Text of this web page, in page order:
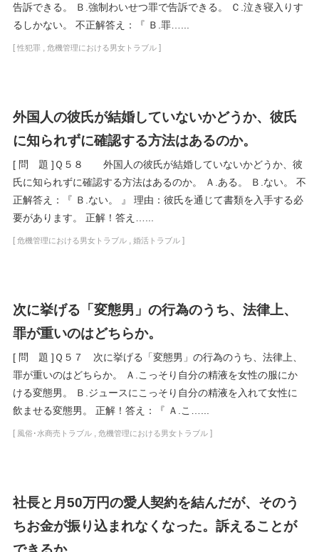
告訴できる。 Ｂ.強制わいせつ罪で告訴できる。 Ｃ.泣き寝入りす
るしかない。 不正解答え：『 Ｂ.罪…...
[ 性犯罪 , 危機管理における男女トラブル]
外国人の彼氏が結婚していないかどうか、彼氏
に知られずに確認する方法はあるのか。
[ 問 題 ]Ｑ５８ 外国人の彼氏が結婚していないかどうか、彼
氏に知られずに確認する方法はあるのか。 Ａ.ある。 Ｂ.ない。 不
正解答え：『 Ｂ.ない。 』 理由：彼氏を通じて書類を入手する必
要があります。 正解！答え…...
[ 危機管理における男女トラブル, 婚活トラブル]
次に挙げる「変態男」の行為のうち、法律上、
罪が重いのはどちらか。
[ 問 題 ]Ｑ５７ 次に挙げる「変態男」の行為のうち、法律上、
罪が重いのはどちらか。 Ａ.こっそり自分の精液を女性の服にか
ける変態男。 Ｂ.ジュースにこっそり自分の精液を入れて女性に
飲ませる変態男。 正解！答え：『 Ａ.こ…...
[ 風俗･水商売トラブル, 危機管理における男女トラブル]
社長と月50万円の愛人契約を結んだが、そのう
ちお金が振り込まれなくなった。訴えることが